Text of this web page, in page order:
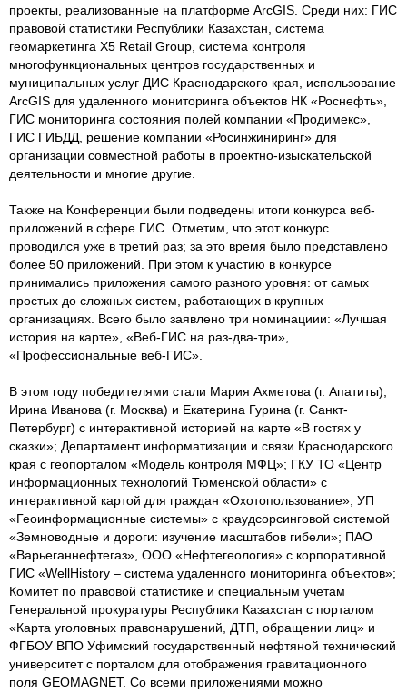
проекты, реализованные на платформе ArcGIS. Среди них: ГИС
правовой статистики Республики Казахстан, система
геомаркетинга X5 Retail Group, система контроля
многофункциональных центров государственных и
муниципальных услуг ДИС Краснодарского края, использование
ArcGIS для удаленного мониторинга объектов НК «Роснефть»,
ГИС мониторинга состояния полей компании «Продимекс»,
ГИС ГИБДД, решение компании «Росинжиниринг» для
организации совместной работы в проектно-изыскательской
деятельности и многие другие.
Также на Конференции были подведены итоги конкурса веб-
приложений в сфере ГИС. Отметим, что этот конкурс
проводился уже в третий раз; за это время было представлено
более 50 приложений. При этом к участию в конкурсе
принимались приложения самого разного уровня: от самых
простых до сложных систем, работающих в крупных
организациях. Всего было заявлено три номинациии: «Лучшая
история на карте», «Веб-ГИС на раз-два-три»,
«Профессиональные веб-ГИС».
В этом году победителями стали Мария Ахметова (г. Апатиты),
Ирина Иванова (г. Москва) и Екатерина Гурина (г. Санкт-
Петербург) с интерактивной историей на карте «В гостях у
сказки»; Департамент информатизации и связи Краснодарского
края с геопорталом «Модель контроля МФЦ»; ГКУ ТО «Центр
информационных технологий Тюменской области» с
интерактивной картой для граждан «Охотопользование»; УП
«Геоинформационные системы» с краудсорсинговой системой
«Земноводные и дороги: изучение масштабов гибели»; ПАО
«Варьеганнефтегаз», ООО «Нефтегеология» с корпоративной
ГИС «WellHistory – система удаленного мониторинга объектов»;
Комитет по правовой статистике и специальным учетам
Генеральной прокуратуры Республики Казахстан с порталом
«Карта уголовных правонарушений, ДТП, обращении лиц» и
ФГБОУ ВПО Уфимский государственный нефтяной технический
университет с порталом для отображения гравитационного
поля GEOMAGNET. Со всеми приложениями можно